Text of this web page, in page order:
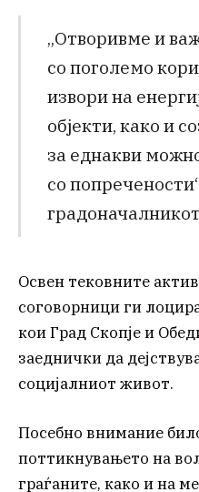
„Отворивме и
со поголемо
извори на
објекти, како и
за еднакви
со
Освен тековните
соговорници ги
кои Град Скопје и
заеднички да
социјалниот живот.
Посебно внимание
поттикнувањето на
граѓаните, како и на